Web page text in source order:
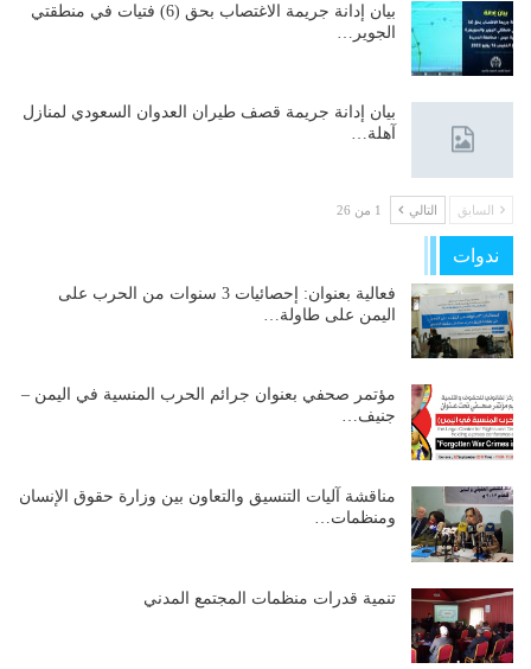
بيان إدانة جريمة الاغتصاب بحق (6) فتيات في منطقتي
الجوير…
بيان إدانة جريمة قصف طيران العدوان السعودي لمنازل
آهلة…
السابق التالي 1 من 26
ندوات
فعالية بعنوان: إحصائيات 3 سنوات من الحرب على
اليمن على طاولة…
مؤتمر صحفي بعنوان جرائم الحرب المنسية في اليمن –
جنيف…
مناقشة آليات التنسيق والتعاون بين وزارة حقوق الإنسان
ومنظمات…
تنمية قدرات منظمات المجتمع المدني